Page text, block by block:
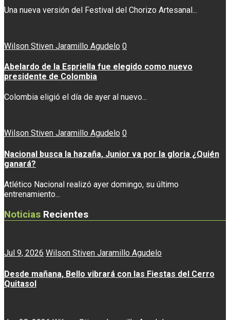
Una nueva versión del Festival del Chorizo Artesanal...
Wilson Stiven Jaramillo Agudelo 0
Abelardo de la Espriella fue elegido como nuevo
presidente de Colombia
Colombia eligió el día de ayer al nuevo...
Wilson Stiven Jaramillo Agudelo 0
Nacional busca la hazaña, Junior va por la gloria ¿Quién
ganará?
Atlético Nacional realizó ayer domingo, su último
entrenamiento...
Noticias Recientes
Jul 9, 2026 Wilson Stiven Jaramillo Agudelo
Desde mañana, Bello vibrará con las Fiestas del Cerro
Quitasol